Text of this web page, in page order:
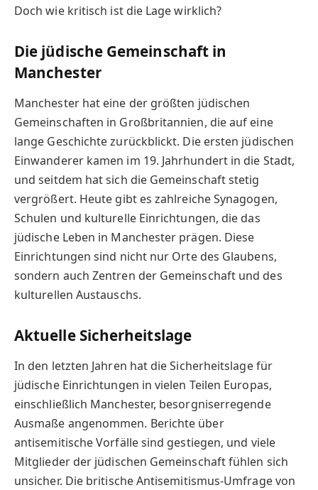
Doch wie kritisch ist die Lage wirklich?
Die jüdische Gemeinschaft in
Manchester
Manchester hat eine der größten jüdischen
Gemeinschaften in Großbritannien, die auf eine
lange Geschichte zurückblickt. Die ersten jüdischen
Einwanderer kamen im 19. Jahrhundert in die Stadt,
und seitdem hat sich die Gemeinschaft stetig
vergrößert. Heute gibt es zahlreiche Synagogen,
Schulen und kulturelle Einrichtungen, die das
jüdische Leben in Manchester prägen. Diese
Einrichtungen sind nicht nur Orte des Glaubens,
sondern auch Zentren der Gemeinschaft und des
kulturellen Austauschs.
Aktuelle Sicherheitslage
In den letzten Jahren hat die Sicherheitslage für
jüdische Einrichtungen in vielen Teilen Europas,
einschließlich Manchester, besorgniserregende
Ausmaße angenommen. Berichte über
antisemitische Vorfälle sind gestiegen, und viele
Mitglieder der jüdischen Gemeinschaft fühlen sich
unsicher. Die britische Antisemitismus-Umfrage von